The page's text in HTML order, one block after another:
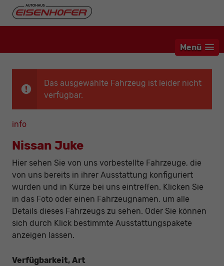
Menü
Das ausgewählte Fahrzeug ist leider nicht
verfügbar.
info
Nissan Juke
Hier sehen Sie von uns vorbestellte Fahrzeuge, die
von uns bereits in ihrer Ausstattung konfiguriert
wurden und in Kürze bei uns eintreffen. Klicken Sie
in das Foto oder einen Fahrzeugnamen, um alle
Details dieses Fahrzeugs zu sehen. Oder Sie können
sich durch Klick bestimmte Ausstattungspakete
anzeigen lassen.
Verfügbarkeit, Art